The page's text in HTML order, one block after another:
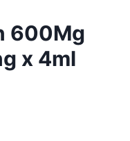
600Mg
x 4ml